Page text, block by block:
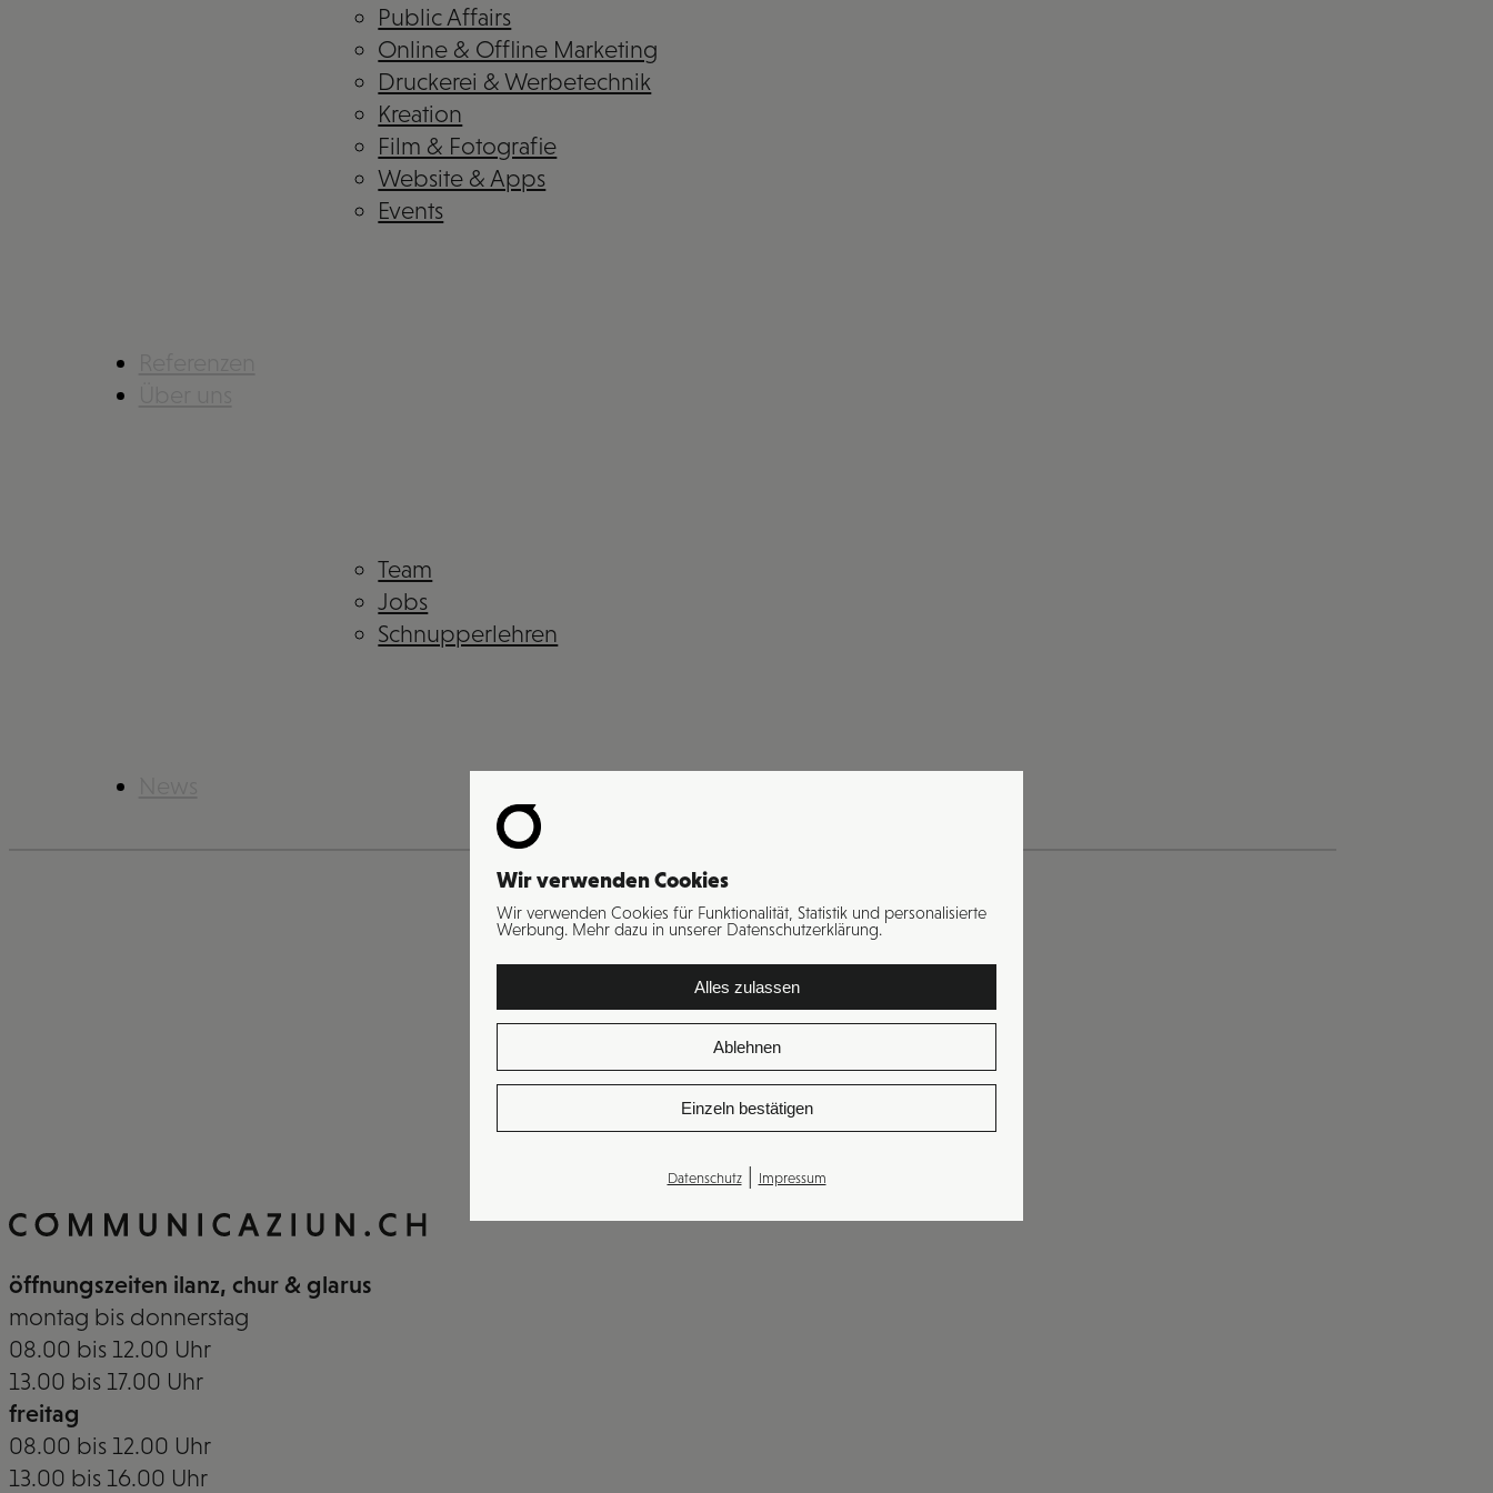
Public Affairs
Online & Offline Marketing
Druckerei & Werbetechnik
Kreation
Film & Fotografie
Website & Apps
Events
Team
Jobs
Schnupperlehren
öffnungszeiten ilanz, chur & glarus
montag bis donnerstag
08.00 bis 12.00 Uhr
13.00 bis 17.00 Uhr
freitag
08.00 bis 12.00 Uhr
13.00 bis 16.00 Uhr
Wir verwenden Cookies
Wir verwenden Cookies für Funktionalität, Statistik und personalisierte
Werbung. Mehr dazu in unserer Datenschutzerklärung.
Alles zulassen
Ablehnen
Einzeln bestätigen
Datenschutz| Impressum